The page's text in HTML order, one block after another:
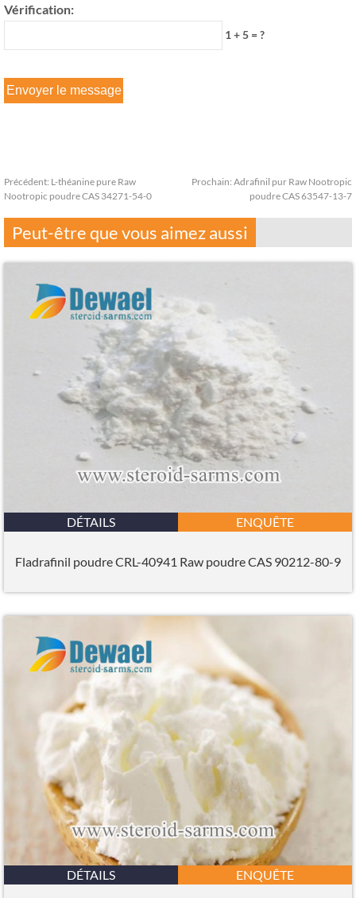
Vérification:
1 + 5 = ?
Précédent: L-théanine pure Raw
Nootropic poudre CAS 34271-54-0
Prochain: Adrafinil pur Raw Nootropic
poudre CAS 63547-13-7
Peut-être que vous aimez aussi
DÉTAILS ENQUÊTE
Fladrafinil poudre CRL-40941 Raw poudre CAS 90212-80-9
DÉTAILS ENQUÊTE